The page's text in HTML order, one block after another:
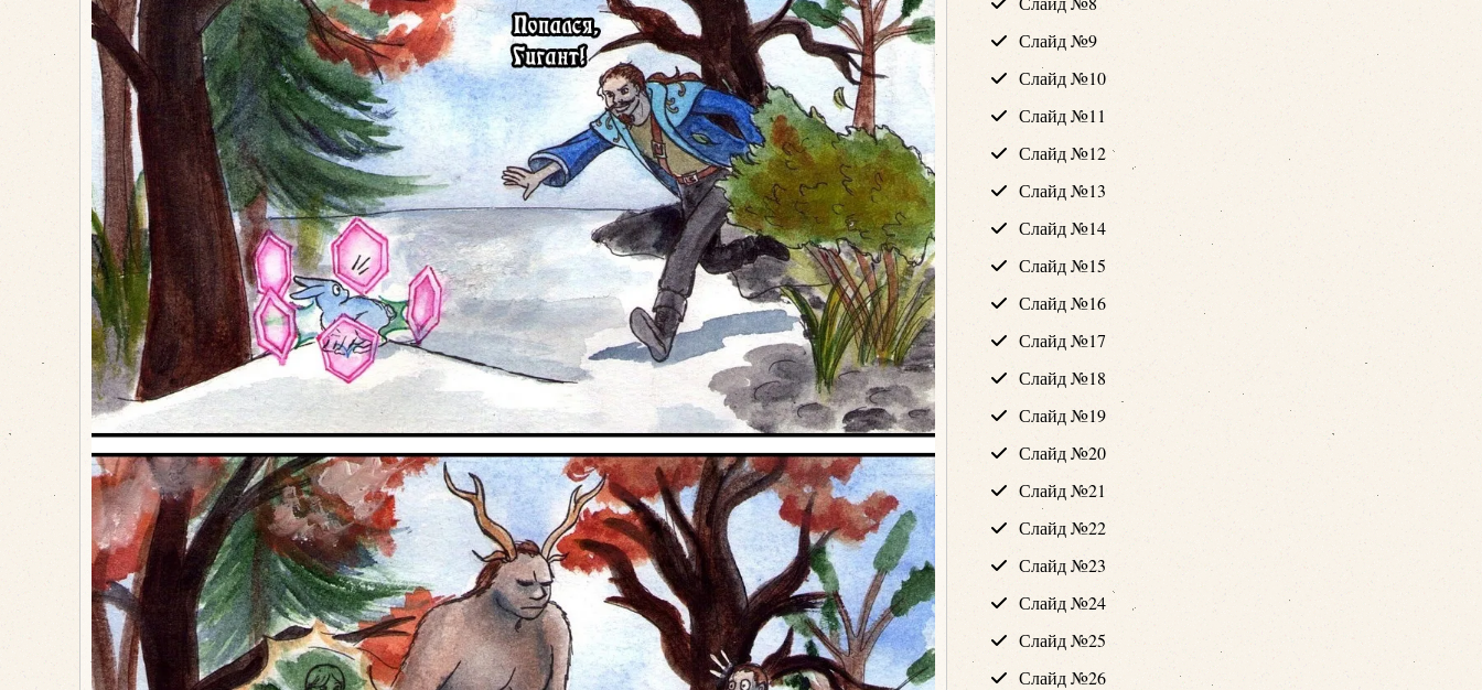
Слайд №9
Слайд №10
Слайд №11
Слайд №12
Слайд №13
Слайд №14
Слайд №15
Слайд №16
Слайд №17
Слайд №18
Слайд №19
Слайд №20
Слайд №21
Слайд №22
Слайд №23
Слайд №24
Слайд №25
Слайд №26